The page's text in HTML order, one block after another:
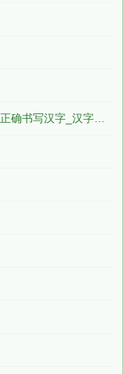
易的繁体字怎么写？这份易字繁体详解，助你正确书写汉字_汉字繁体学习